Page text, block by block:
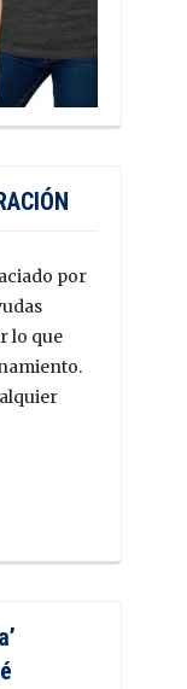
por
lo que